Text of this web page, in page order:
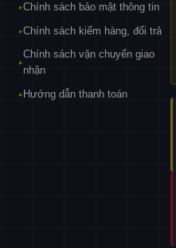
▸Chính sách bảo mật thông tin
▸Chính sách kiểm hàng, đổi trả
▸
Chính sách vận chuyển giao
nhận
▸ Hướng dẫn thanh toán